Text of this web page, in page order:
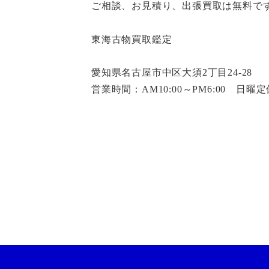
ご相談、お見積り、出張買取は無料で
東海古物買取鑑定
愛知県名古屋市中区大須2丁目24-28
営業時間：AM10:00～PM6:00 日曜定